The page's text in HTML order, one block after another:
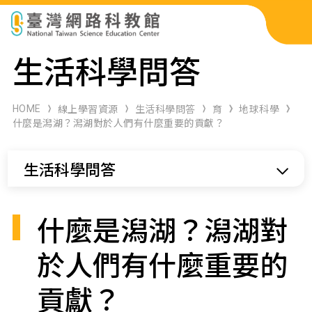
科展作品檢索
科學研習月刊
生活科學問答
HOME 線上學習資源 生活科學問答 育
地球科學
什麼是潟湖？潟湖對於人們有什麼重要的貢獻？
生活科學問答
什麼是潟湖？潟湖對
於人們有什麼重要的
貢獻？